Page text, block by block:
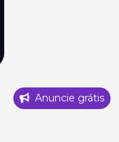
Anuncie grátis